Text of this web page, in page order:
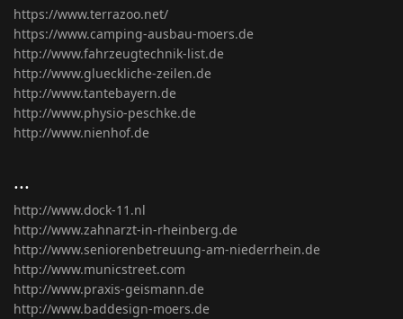
https://www.terrazoo.net/
https://www.camping-ausbau-moers.de
http://www.fahrzeugtechnik-list.de
http://www.glueckliche-zeilen.de
http://www.tantebayern.de
http://www.physio-peschke.de
http://www.nienhof.de
...
http://www.dock-11.nl
http://www.zahnarzt-in-rheinberg.de
http://www.seniorenbetreuung-am-niederrhein.de
http://www.municstreet.com
http://www.praxis-geismann.de
http://www.baddesign-moers.de